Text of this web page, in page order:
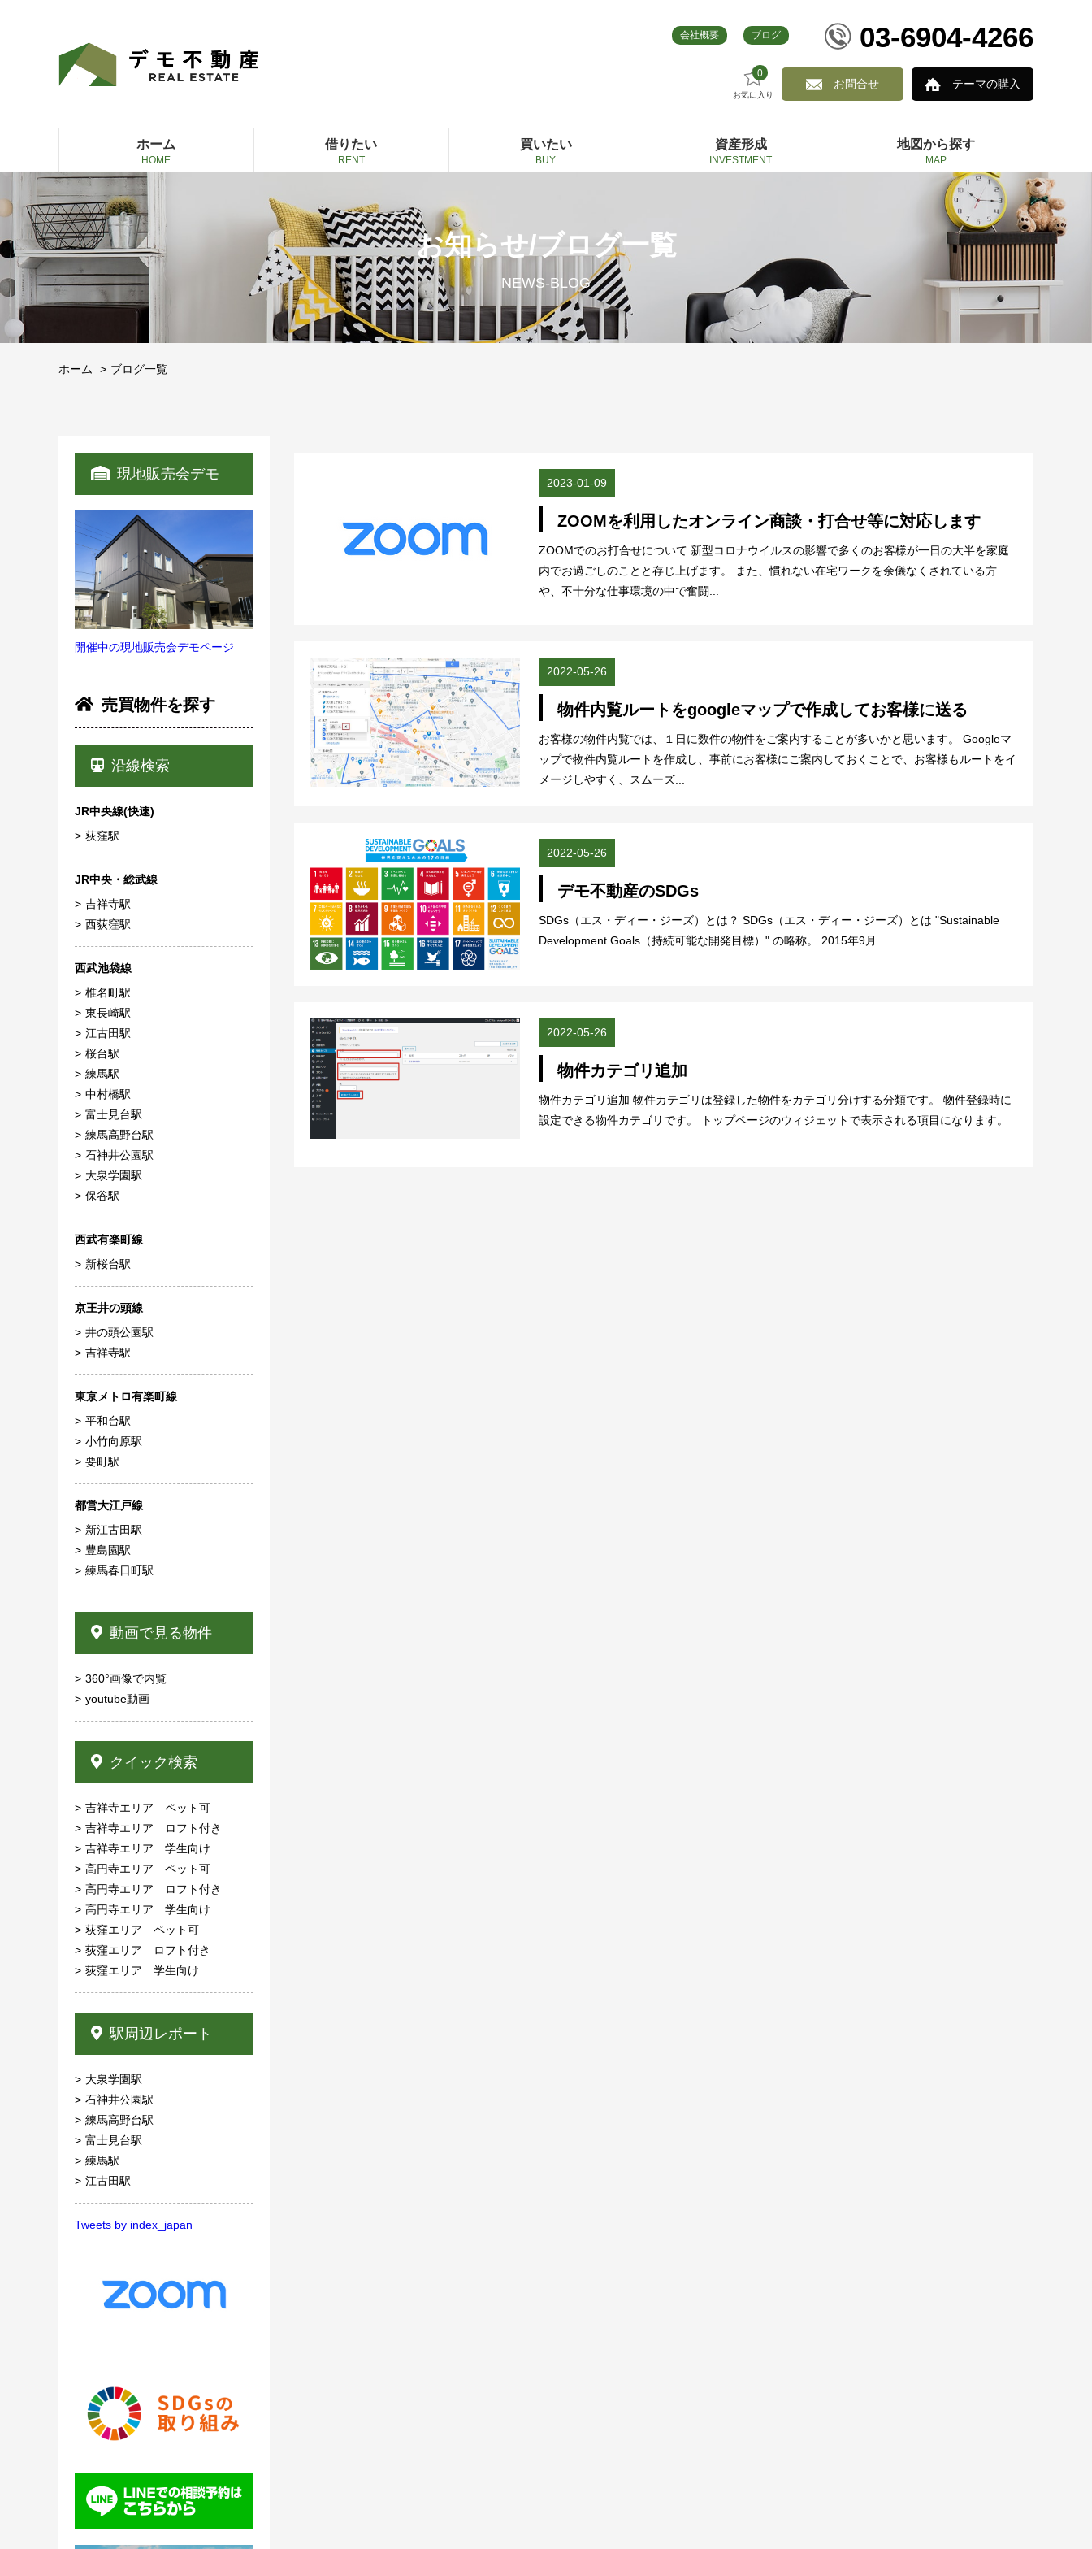
会社概要 ブログ 03-6904-4266
0
お気に入り
お問合せ テーマの購入
ホーム
HOME
借りたい
RENT
買いたい
BUY
資産形成
INVESTMENT
地図から探す
MAP
お知らせ/ブログ一覧
NEWS-BLOG
ホーム ブログ一覧
現地販売会デモ
開催中の現地販売会デモページ
売買物件を探す
沿線検索
JR中央線(快速)
荻窪駅
JR中央・総武線
吉祥寺駅
西荻窪駅
西武池袋線
椎名町駅
東長崎駅
江古田駅
桜台駅
練馬駅
中村橋駅
富士見台駅
練馬高野台駅
石神井公園駅
大泉学園駅
保谷駅
西武有楽町線
新桜台駅
京王井の頭線
井の頭公園駅
吉祥寺駅
東京メトロ有楽町線
平和台駅
小竹向原駅
要町駅
都営大江戸線
新江古田駅
豊島園駅
練馬春日町駅
動画で見る物件
360°画像で内覧
youtube動画
クイック検索
吉祥寺エリア ペット可
吉祥寺エリア ロフト付き
吉祥寺エリア 学生向け
高円寺エリア ペット可
高円寺エリア ロフト付き
高円寺エリア 学生向け
荻窪エリア ペット可
荻窪エリア ロフト付き
荻窪エリア 学生向け
駅周辺レポート
大泉学園駅
石神井公園駅
練馬高野台駅
富士見台駅
練馬駅
江古田駅
Tweets by index_japan
2023-01-09
ZOOMを利用したオンライン商談・打合せ等に対応します
ZOOMでのお打合せについて 新型コロナウイルスの影響で多くのお客様が一日の大半を家庭
内でお過ごしのことと存じ上げます。 また、慣れない在宅ワークを余儀なくされている方
や、不十分な仕事環境の中で奮闘...
2022-05-26
物件内覧ルートをgoogleマップで作成してお客様に送る
お客様の物件内覧では、１日に数件の物件をご案内することが多いかと思います。 Googleマ
ップで物件内覧ルートを作成し、事前にお客様にご案内しておくことで、お客様もルートをイ
メージしやすく、スムーズ...
2022-05-26
デモ不動産のSDGs
SDGs（エス・ディー・ジーズ）とは？ SDGs（エス・ディー・ジーズ）とは "Sustainable
Development Goals（持続可能な開発目標）" の略称。 2015年9月...
2022-05-26
物件カテゴリ追加
物件カテゴリ追加 物件カテゴリは登録した物件をカテゴリ分けする分類です。 物件登録時に
設定できる物件カテゴリです。 トップページのウィジェットで表示される項目になります。